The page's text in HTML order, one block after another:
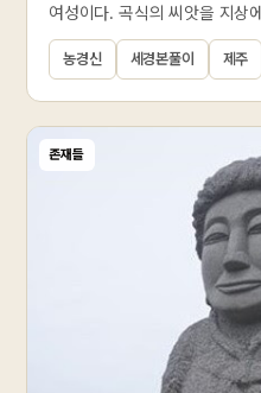
여성이다. 곡식의 씨앗을 지상
세경신으로 좌정하였으며, 안
사랑 이야기처럼 보이지만 그
인간이 스스로의 역량으로 존
담겨 있다.
농경신 세경본풀이 제주
존재들